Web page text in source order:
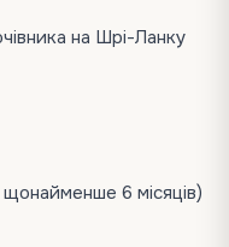
на Шрі-Ланку
щонайменше 6 місяців)